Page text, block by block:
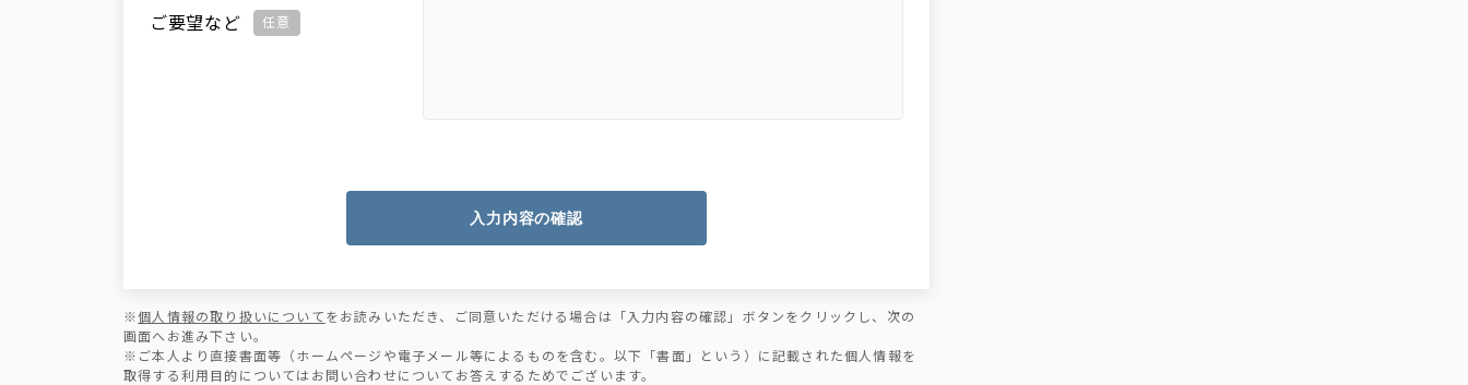
ご要望など 任意
入力内容の確認
※個人情報の取り扱いについてをお読みいただき、ご同意いただける場合は「入力内容の確認」ボタンをクリックし、次の
画面へお進み下さい。
※ご本人より直接書面等（ホームページや電子メール等によるものを含む。以下「書面」という）に記載された個人情報を
取得する利用目的についてはお問い合わせについてお答えするためでございます。